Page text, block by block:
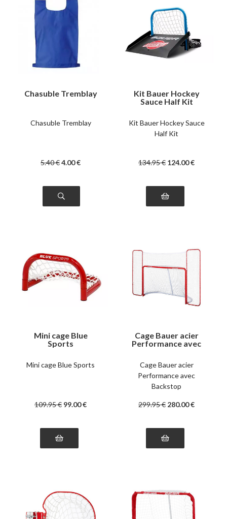
Chasuble Tremblay
Chasuble Tremblay
5.40€4.00€
Kit Bauer Hockey
Sauce Half Kit
Kit Bauer Hockey Sauce
Half Kit
134.95€ 124.00€
Mini cage Blue
Sports
Mini cage Blue Sports
109.95€ 99.00€
Cage Bauer acier
Performance avec
Cage Bauer acier
Performance avec
Backstop
299.95€ 280.00€